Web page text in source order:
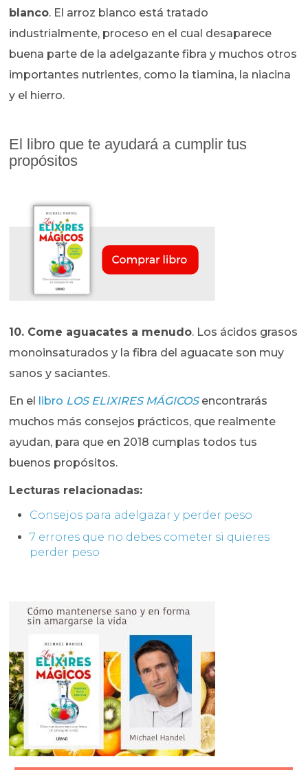
blanco. El arroz blanco está tratado
industrialmente, proceso en el cual desaparece
buena parte de la adelgazante fibra y muchos otros
importantes nutrientes, como la tiamina, la niacina
y el hierro.
El libro que te ayudará a cumplir tus
propósitos
10. Come aguacates a menudo. Los ácidos grasos
monoinsaturados y la fibra del aguacate son muy
sanos y saciantes.
En el libro LOS ELIXIRES MÁGICOSencontrarás
muchos más consejos prácticos, que realmente
ayudan, para que en 2018 cumplas todos tus
buenos propósitos.
Lecturas relacionadas:
Consejos para adelgazar y perder peso
7 errores que no debes cometer si quieres
perder peso